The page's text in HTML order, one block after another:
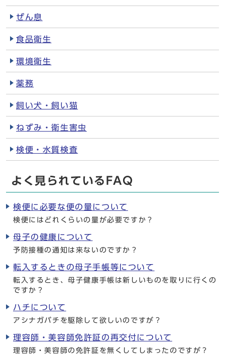
ぜん息
食品衛生
環境衛生
薬務
飼い犬・飼い猫
ねずみ・衛生害虫
検便・水質検査
よく見られているFAQ
検便に必要な便の量について
検便にはどれくらいの量が必要ですか？
母子の健康について
予防接種の通知は来ないのですか？
転入するときの母子手帳等について
転入するとき、母子健康手帳は新しいものを取りに行くの
ですか？
ハチについて
アシナガバチを駆除して欲しいのですが？
理容師・美容師免許証の再交付について
理容師・美容師の免許証を無くしてしまったのですが？